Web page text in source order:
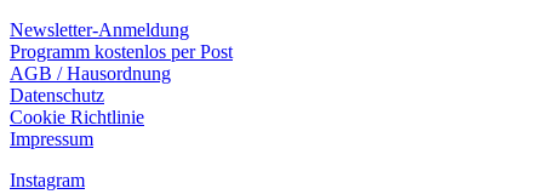
Newsletter-Anmeldung
Programm kostenlos per Post
AGB / Hausordnung
Datenschutz
Cookie Richtlinie
Impressum
Instagram